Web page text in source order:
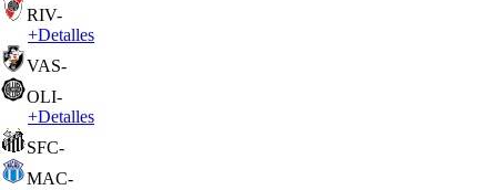
RIV-
+Detalles
VAS-
OLI-
+Detalles
SFC-
MAC-